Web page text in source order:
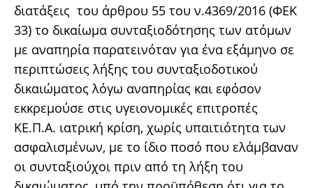
διατάξεις του άρθρου 55 του ν.4369/2016 (ΦΕΚ
33) το δικαίωμα συνταξιοδότησης των ατόμων
με αναπηρία παρατεινόταν για ένα εξάμηνο σε
περιπτώσεις λήξης του συνταξιοδοτικού
δικαιώματος λόγω αναπηρίας και εφόσον
εκκρεμούσε στις υγειονομικές επιτροπές
ΚΕ.Π.Α. ιατρική κρίση, χωρίς υπαιτιότητα των
ασφαλισμένων, με το ίδιο ποσό που ελάμβαναν
οι συνταξιούχοι πριν από τη λήξη του